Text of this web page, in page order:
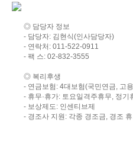
◎ 담당자 정보
- 담당자: 김현식(인사담당자)
- 연락처: 011-522-0911
- 팩 스: 02-832-3555
◎ 복리후생
- 연금보험: 4대보험(국민연금, 고
- 휴무·휴가: 토요일격주휴무, 정기
- 보상제도: 인센티브제
- 경조사 지원: 각종 경조금, 경조